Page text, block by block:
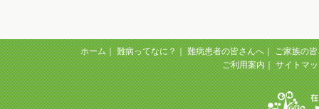
ホーム｜ 難病ってなに？｜ 難病患者の皆さんへ｜ ご家族の
ご利用案内｜ サイトマ